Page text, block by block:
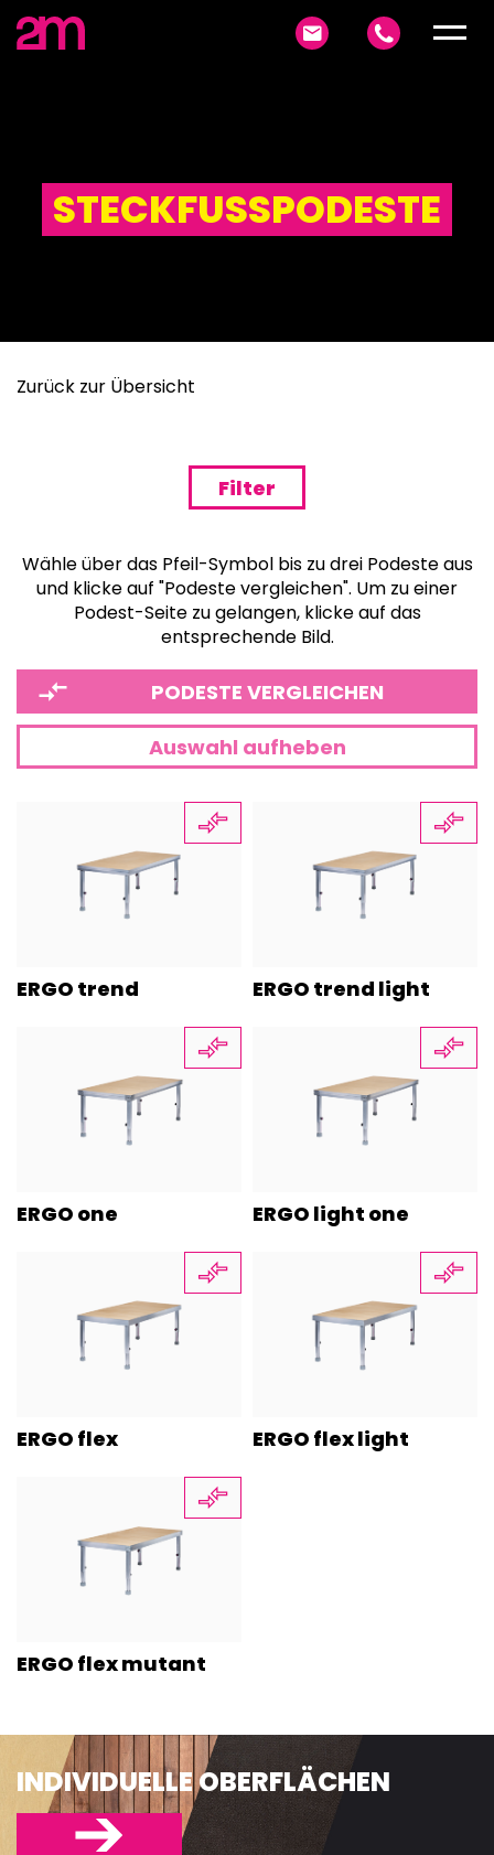
STECKFUSSPODESTE
Zurück zur Übersicht
Filter
Wähle über das Pfeil-Symbol bis zu drei Podeste aus
und klicke auf "Podeste vergleichen". Um zu einer
Podest-Seite zu gelangen, klicke auf das
entsprechende Bild.
PODESTE VERGLEICHEN
Auswahl aufheben
ERGO trend ERGO trend light
ERGO one ERGO light one
ERGO flex ERGO flex light
ERGO flex mutant
INDIVIDUELLE OBERFLÄCHEN